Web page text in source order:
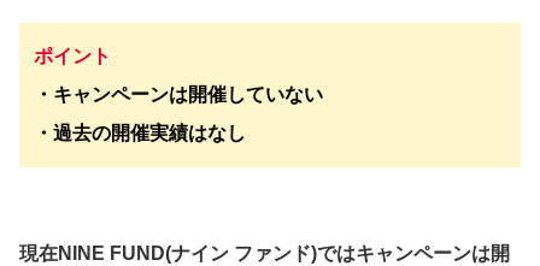
ポイント
・キャンペーンは開催していない
・過去の開催実績はなし
現在NINE FUND(ナイン ファンド)ではキャンペーンは開